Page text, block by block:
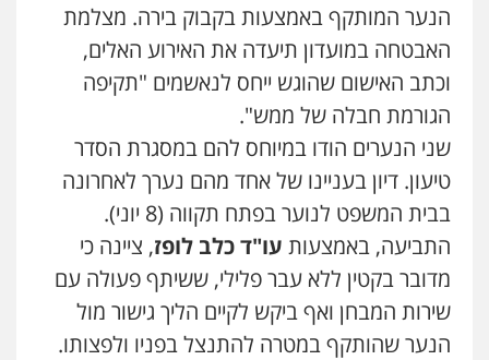
עו"ד דפנה לביא
0507206063
עו"ד זוהר ארבל
פלילי פשיעה חמורה מעצרים וחקירות
0538788878
עו"ד אסף דוק
פלילי עבירות מין סמים והימורים פשיעה
חמורה חקירות ומעצרים צווארון לבן והונאה
0526885006
הנער המותקף באמצעות בקבוק בירה. מצלמת
האבטחה במועדון תיעדה את האירוע האלים,
וכתב האישום שהוגש ייחס לנאשמים "תקיפה
הגורמת חבלה של ממש".
שני הנערים הודו במיוחס להם במסגרת הסדר
טיעון. דיון בעניינו של אחד מהם נערך לאחרונה
בבית המשפט לנוער בפתח תקווה (8 יוני).
התביעה, באמצעות עו"ד כלב לופז, ציינה כי
מדובר בקטין ללא עבר פלילי, ששיתף פעולה עם
שירות המבחן ואף ביקש לקיים הליך גישור מול
הנער שהותקף במטרה להתנצל בפניו ולפצותו.
עו"ד אייל אביטל
פלילי פשיעה חמורה מעצרים וחקירות
0544712201
עו"ד רונן בנדל
משפט פלילי פשיעה חמורה פלילי
0524282442